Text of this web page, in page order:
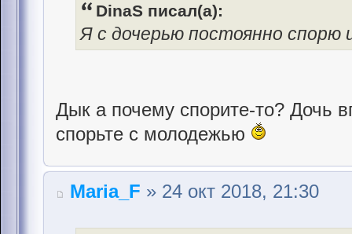
DinaS писал(а):
Я с дочерью постоянно спорю
Дык а почему спорите-то? Дочь
спорьте с молодежью
Maria_F » 24 окт 2018, 21:30